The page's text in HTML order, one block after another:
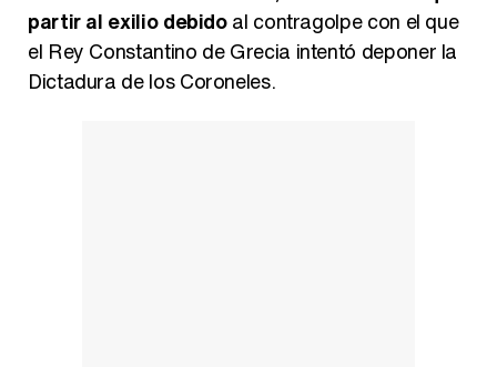
partir al exilio debidoal contragolpe con el que
el Rey Constantino de Grecia intentó deponer la
Dictadura de los Coroneles.